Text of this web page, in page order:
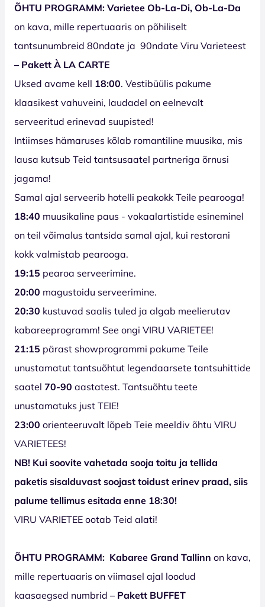
ÕHTU PROGRAMM: Varietee Ob-La-Di, Ob-La-Da
on kava, mille repertuaaris on põhiliselt
tantsunumbreid 80ndate ja 90ndate Viru Varieteest
– Pakett À LA CARTE
Uksed avame kell 18:00. Vestibüülis pakume
klaasikest vahuveini, laudadel on eelnevalt
serveeritud erinevad suupisted!
Intiimses hämaruses kõlab romantiline muusika, mis
lausa kutsub Teid tantsusaatel partneriga õrnusi
jagama!
Samal ajal serveerib hotelli peakokk Teile pearooga!
18:40 muusikaline paus - vokaalartistide esineminel
on teil võimalus tantsida samal ajal, kui restorani
kokk valmistab pearooga.
19:15 pearoa serveerimine.
20:00 magustoidu serveerimine.
20:30 kustuvad saalis tuled ja algab meelierutav
kabareeprogramm! See ongi VIRU VARIETEE!
21:15 pärast showprogrammi pakume Teile
unustamatut tantsuõhtut legendaarsete tantsuhittide
saatel 70-90 aastatest. Tantsuõhtu teete
unustamatuks just TEIE!
23:00 orienteeruvalt lõpeb Teie meeldiv õhtu VIRU
VARIETEES!
NB! Kui soovite vahetada sooja toitu ja tellida
paketis sisalduvast soojast toidust erinev praad, siis
palume tellimus esitada enne 18:30!
VIRU VARIETEE ootab Teid alati!
ÕHTU PROGRAMM: Kabaree Grand Tallinn on kava,
mille repertuaaris on viimasel ajal loodud
kaasaegsed numbrid – Pakett BUFFET